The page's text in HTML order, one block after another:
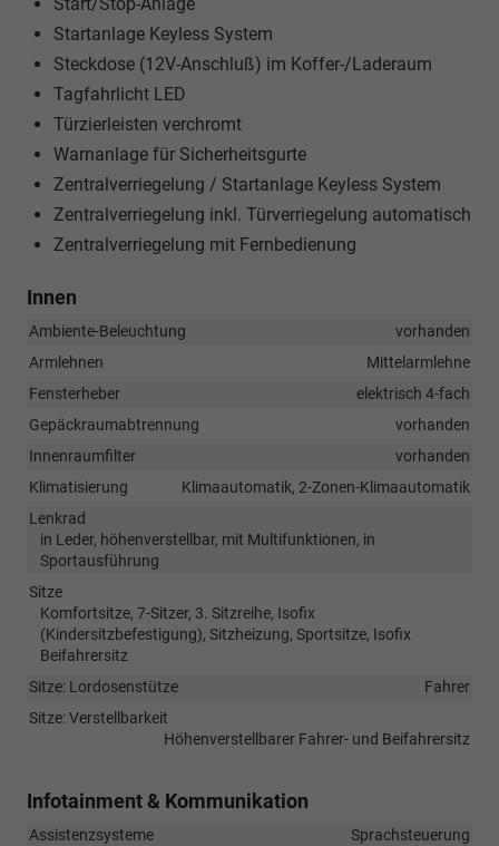
Startanlage Keyless System
Steckdose (12V-Anschluß) im Koffer-/Laderaum
Tagfahrlicht LED
Türzierleisten verchromt
Warnanlage für Sicherheitsgurte
Zentralverriegelung / Startanlage Keyless System
Zentralverriegelung inkl. Türverriegelung automatisch
Zentralverriegelung mit Fernbedienung
Innen
Ambiente-Beleuchtung
vorhanden
Armlehnen
Mittelarmlehne
Fensterheber
elektrisch 4-fach
Gepäckraumabtrennung
vorhanden
Innenraumfilter
vorhanden
Klimatisierung
Klimaautomatik, 2-Zonen-Klimaautomatik
Lenkrad
in Leder, höhenverstellbar, mit Multifunktionen, in
Sportausführung
Sitze
Komfortsitze, 7-Sitzer, 3. Sitzreihe, Isofix
(Kindersitzbefestigung), Sitzheizung, Sportsitze, Isofix
Beifahrersitz
Sitze: Lordosenstütze
Fahrer
Sitze: Verstellbarkeit
Höhenverstellbarer Fahrer- und Beifahrersitz
Infotainment & Kommunikation
Assistenzsysteme
Sprachsteuerung